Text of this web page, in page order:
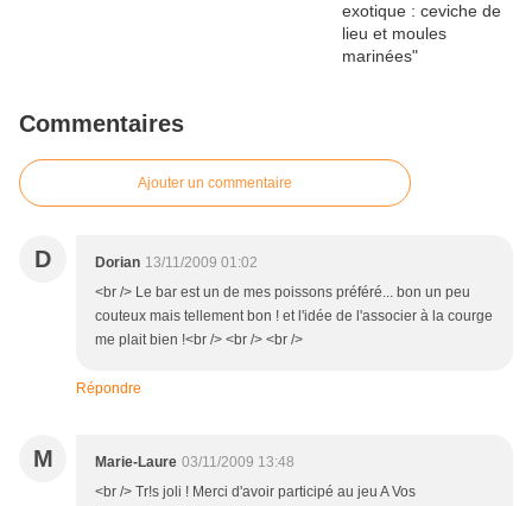
Commentaires
Ajouter un commentaire
D Dorian 13/11/2009 01:02
<br /> Le bar est un de mes poissons préféré... bon un peu
couteux mais tellement bon ! et l'idée de l'associer à la courge
me plait bien !<br /> <br /> <br />
Répondre
M Marie-Laure 03/11/2009 13:48
<br /> Tr!s joli ! Merci d'avoir participé au jeu A Vos